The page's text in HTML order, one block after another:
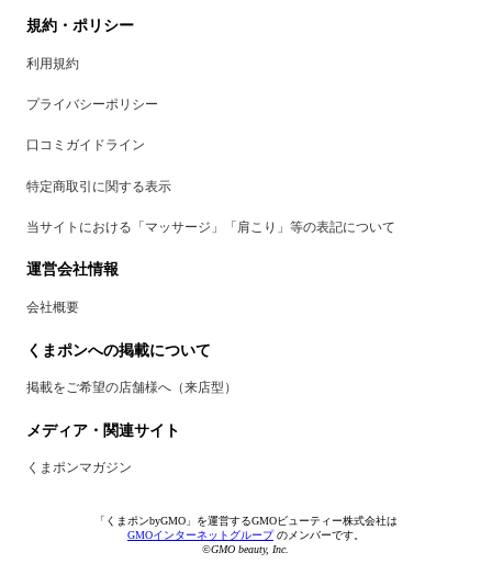
規約・ポリシー
利用規約
プライバシーポリシー
口コミガイドライン
特定商取引に関する表示
当サイトにおける「マッサージ」「肩こり」等の表記について
運営会社情報
会社概要
くまポンへの掲載について
掲載をご希望の店舗様へ（来店型）
メディア・関連サイト
くまポンマガジン
「くまポンbyGMO」を運営するGMOビューティー株式会社は
GMOインターネットグループのメンバーです。
©GMO beauty, Inc.